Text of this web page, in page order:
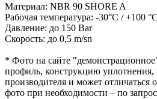
Материал: NBR 90 SHORE A
Рабочая температура: -30°C / +100 °C
Давление: до 150 Bar
Скорость: до 0,5 m/sn
* Фото на сайте
профиль, конструкцию уплотнения,
производителя и может отличаться
фото при необходимости – по